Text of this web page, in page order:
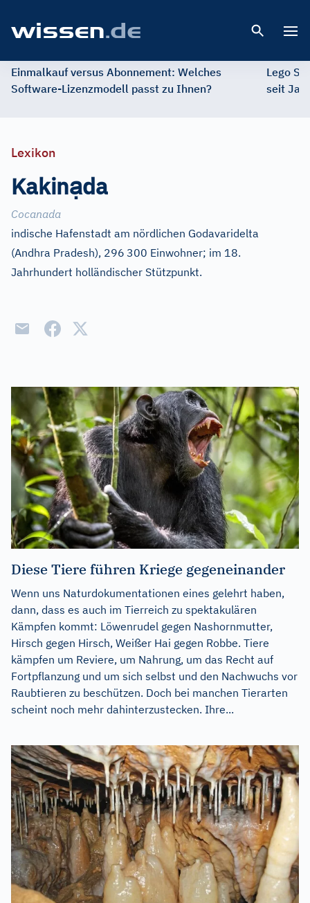
Einmalkauf versus Abonnement: Welches
Software-Lizenzmodell passt zu Ihnen?
Lego
seit
Lexikon
Kakinạda
Cocanada
indische Hafenstadt am nördlichen Godavaridelta
(Andhra Pradesh), 296 300 Einwohner; im 18.
Jahrhundert holländischer Stützpunkt.
Diese Tiere führen Kriege gegeneinander
Wenn uns Naturdokumentationen eines gelehrt haben,
dann, dass es auch im Tierreich zu spektakulären
Kämpfen kommt: Löwenrudel gegen Nashornmutter,
Hirsch gegen Hirsch, Weißer Hai gegen Robbe. Tiere
kämpfen um Reviere, um Nahrung, um das Recht auf
Fortpflanzung und um sich selbst und den Nachwuchs vor
Raubtieren zu beschützen. Doch bei manchen Tierarten
scheint noch mehr dahinterzustecken. Ihre...